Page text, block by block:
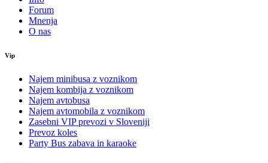
Forum
Mnenja
O nas
Vip
Najem minibusa z voznikom
Najem kombija z voznikom
Najem avtobusa
Najem avtomobila z voznikom
Zasebni VIP prevozi v Sloveniji
Prevoz koles
Party Bus zabava in karaoke